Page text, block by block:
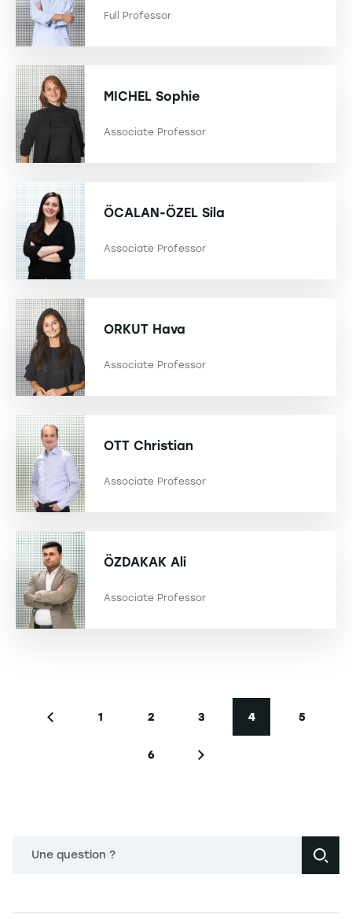
Full Professor
MICHEL Sophie
Associate Professor
ÖCALAN-ÖZEL Sila
Associate Professor
ORKUT Hava
Associate Professor
OTT Christian
Associate Professor
ÖZDAKAK Ali
Associate Professor
Vorherige Seite
Seite
1
Seite
2
Seite
3
Aktuelle Seite
4
Seite
5
Seite
6
Nächste Seite
Une question ?